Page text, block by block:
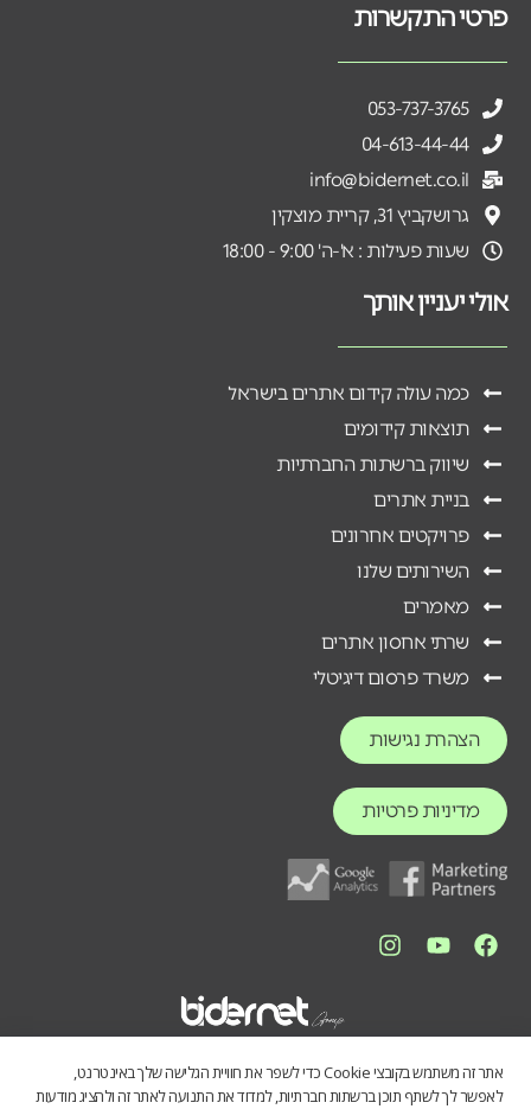
פרטי התקשרות
053-737-3765
04-613-44-44
info@bidernet.co.il
גרושקביץ 31, קריית מוצקין
שעות פעילות : א'-ה' 9:00 - 18:00
אולי יעניין אותך
כמה עולה קידום אתרים בישראל
תוצאות קידומים
שיווק ברשתות החברתיות
בניית אתרים
פרויקטים אחרונים
השירותים שלנו
מאמרים
שרתי אחסון אתרים
משרד פרסום דיגיטלי
הצהרת נגישות
מדיניות פרטיות
אתר זה משתמש בקובצי Cookie כדי לשפר את חוויית הגלישה שלך באינטרנט,
לאפשר לך לשתף תוכן ברשתות חברתיות, למדוד את התנועה לאתר זה ולהציג מודעות